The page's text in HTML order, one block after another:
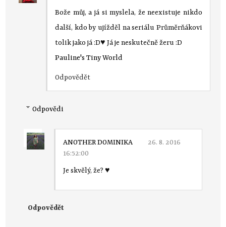
Bože můj, a já si myslela, že neexistuje nikdo
další, kdo by ujížděl na seriálu Průměrňákovi
tolik jako já :D♥ Já je neskutečně žeru :D
Pauline's Tiny World
Odpovědět
Odpovědi
ANOTHER DOMINIKA
26. 8. 2016
16:52:00
Je skvělý, že? ♥
Odpovědět